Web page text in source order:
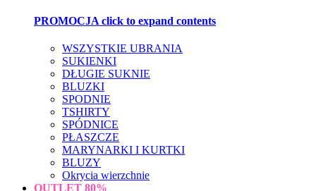
PROMOCJA click to expand contents
WSZYSTKIE UBRANIA
SUKIENKI
DŁUGIE SUKNIE
BLUZKI
SPODNIE
TSHIRTY
SPÓDNICE
PŁASZCZE
MARYNARKI I KURTKI
BLUZY
Okrycia wierzchnie
OUTLET 80%